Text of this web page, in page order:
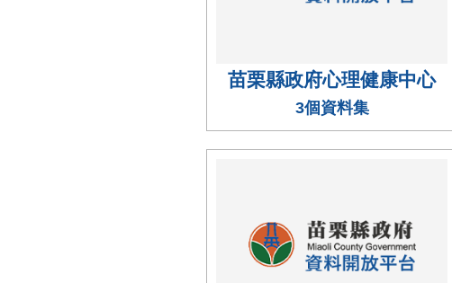
苗栗縣政府心理健康中心
3個資料集